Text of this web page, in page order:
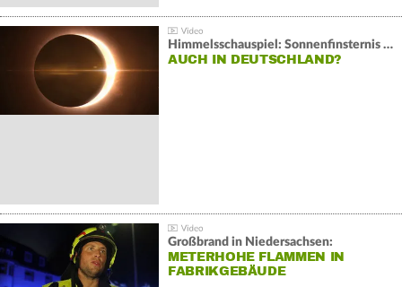
Himmelsschauspiel: Sonnenfinsternis über Spanien
AUCH IN DEUTSCHLAND?
Großbrand in Niedersachsen:
METERHOHE FLAMMEN IN
FABRIKGEBÄUDE